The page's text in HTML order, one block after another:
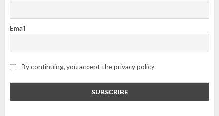
Email
By continuing, you accept the privacy policy